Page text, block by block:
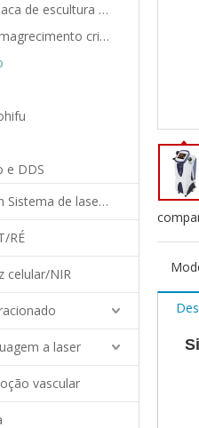
Máquina de placa de escultura em gelo
Máquina de emagrecimento criolipólise
e DDS
980nm +1470nm Sistema de laser de diodo
RÉ
celular/NIR
a laser
vascular